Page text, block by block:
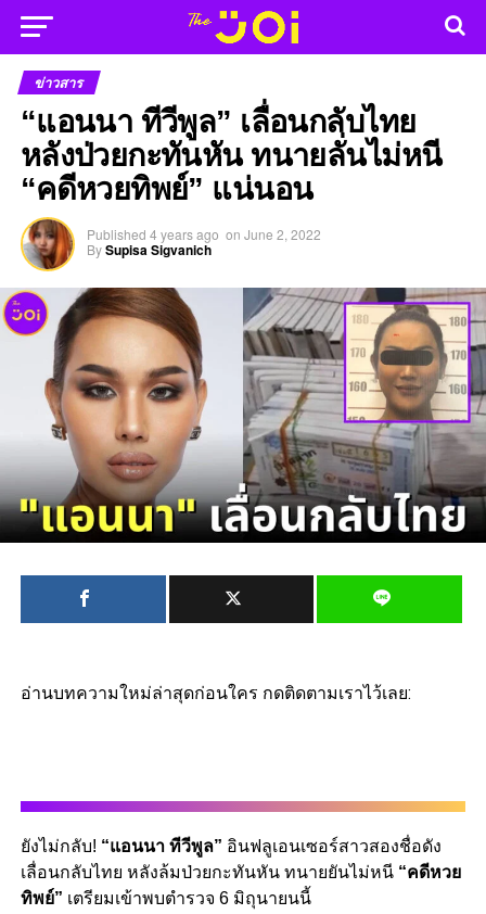
ข่าวสาร
“แอนนา ทีวีพูล” เลื่อนกลับไทย
หลังป่วยกะทันหัน ทนายลั่นไม่หนี
“คดีหวยทิพย์” แน่นอน
Published 4 years ago on June 2, 2022
BySupisa Sigvanich
อ่านบทความใหม่ล่าสุดก่อนใคร กดติดตามเราไว้เลย:
ยังไม่กลับ! “แอนนา ทีวีพูล” อินฟลูเอนเซอร์สาวสองชื่อดัง
เลื่อนกลับไทย หลังล้มป่วยกะทันหัน ทนายยันไม่หนี“คดีหวย
ทิพย์” เตรียมเข้าพบตำรวจ 6 มิถุนายนนี้